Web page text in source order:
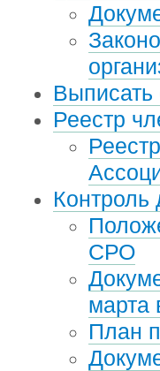
Выписать
Реестр
Контроль
СРО
марта
План